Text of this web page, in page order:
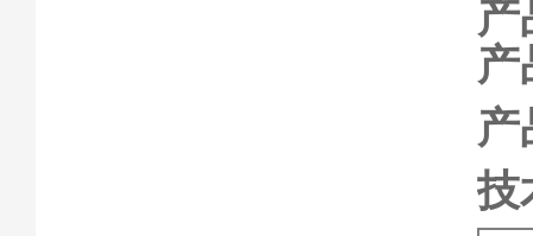
产
产
技